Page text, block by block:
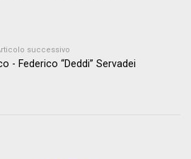
successivo
- Federico “Deddi” Servadei